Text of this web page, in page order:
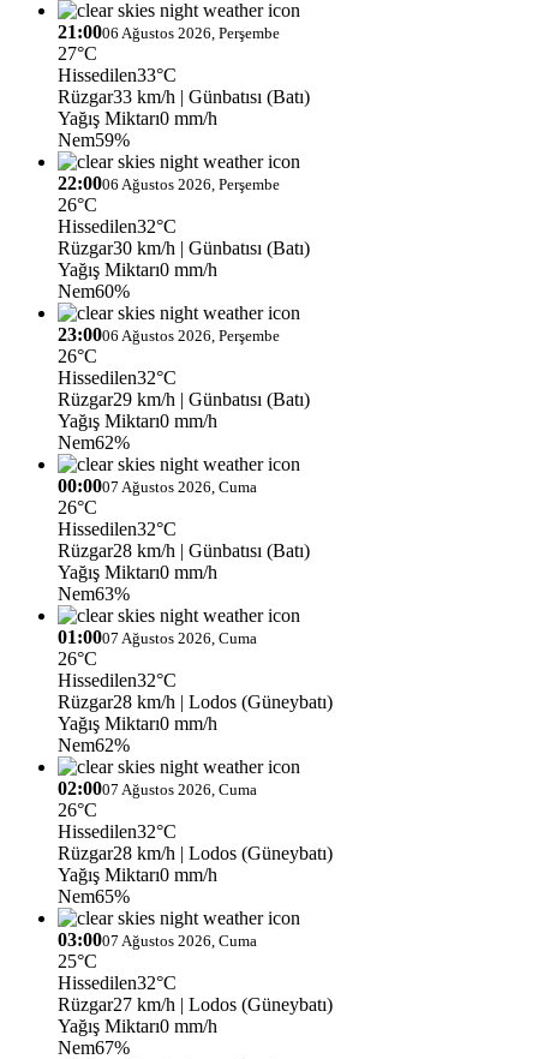
21:0006 Ağustos 2026, Perşembe
27°C
Hissedilen33°C
Rüzgar33 km/h | Günbatısı (Batı)
Yağış Miktarı0 mm/h
Nem59%
22:0006 Ağustos 2026, Perşembe
26°C
Hissedilen32°C
Rüzgar30 km/h | Günbatısı (Batı)
Yağış Miktarı0 mm/h
Nem60%
23:0006 Ağustos 2026, Perşembe
26°C
Hissedilen32°C
Rüzgar29 km/h | Günbatısı (Batı)
Yağış Miktarı0 mm/h
Nem62%
00:0007 Ağustos 2026, Cuma
26°C
Hissedilen32°C
Rüzgar28 km/h | Günbatısı (Batı)
Yağış Miktarı0 mm/h
Nem63%
01:0007 Ağustos 2026, Cuma
26°C
Hissedilen32°C
Rüzgar28 km/h | Lodos (Güneybatı)
Yağış Miktarı0 mm/h
Nem62%
02:0007 Ağustos 2026, Cuma
26°C
Hissedilen32°C
Rüzgar28 km/h | Lodos (Güneybatı)
Yağış Miktarı0 mm/h
Nem65%
03:0007 Ağustos 2026, Cuma
25°C
Hissedilen32°C
Rüzgar27 km/h | Lodos (Güneybatı)
Yağış Miktarı0 mm/h
Nem67%